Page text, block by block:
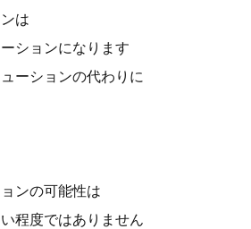
は
ションになります
ーションの代わりに
ンの可能性は
程度ではありません